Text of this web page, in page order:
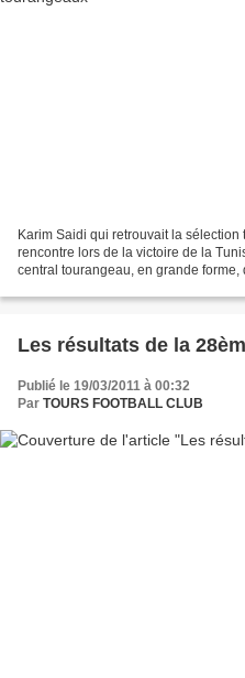
Karim Saidi qui retrouvait la
rencontre lors de la victoire de la
central tourangeau, en grande
Les résultats de la
Publié le 19/03/2011 à 00:32
Par TOURS FOOTBALL CLUB